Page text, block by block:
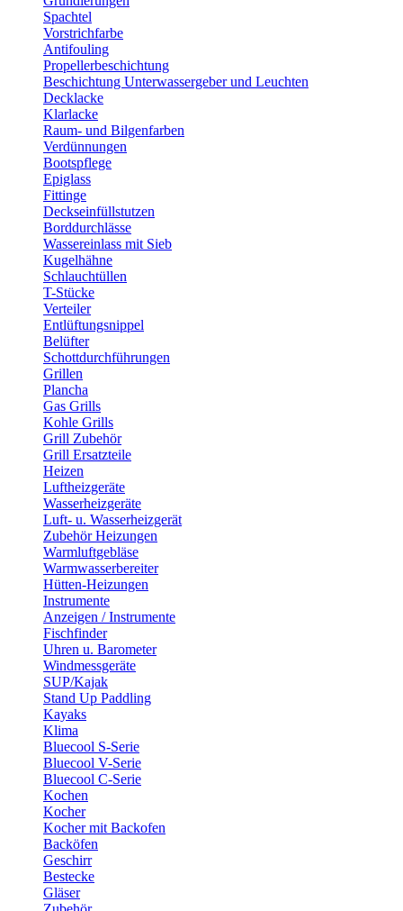
Spachtel
Vorstrichfarbe
Antifouling
Propellerbeschichtung
Beschichtung Unterwassergeber und Leuchten
Decklacke
Klarlacke
Raum- und Bilgenfarben
Verdünnungen
Bootspflege
Epiglass
Fittinge
Deckseinfüllstutzen
Borddurchlässe
Wassereinlass mit Sieb
Kugelhähne
Schlauchtüllen
T-Stücke
Verteiler
Entlüftungsnippel
Belüfter
Schottdurchführungen
Grillen
Plancha
Gas Grills
Kohle Grills
Grill Zubehör
Grill Ersatzteile
Heizen
Luftheizgeräte
Wasserheizgeräte
Luft- u. Wasserheizgerät
Zubehör Heizungen
Warmluftgebläse
Warmwasserbereiter
Hütten-Heizungen
Instrumente
Anzeigen / Instrumente
Fischfinder
Uhren u. Barometer
Windmessgeräte
SUP/Kajak
Stand Up Paddling
Kayaks
Klima
Bluecool S-Serie
Bluecool V-Serie
Bluecool C-Serie
Kochen
Kocher
Kocher mit Backofen
Backöfen
Geschirr
Bestecke
Gläser